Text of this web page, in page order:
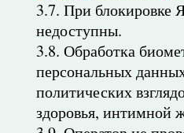
3.7. При блокировке
недоступны.
3.8. Обработка
персональных
политических
здоровья, интимной